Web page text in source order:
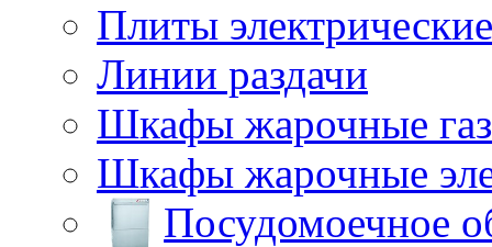
Плиты электрические
Линии раздачи
Шкафы жарочные
Шкафы жарочные
Посудомоечное